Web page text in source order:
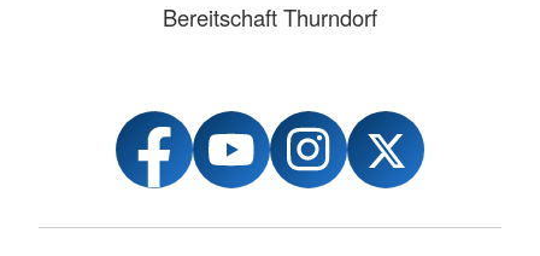
Bereitschaft Thurndorf